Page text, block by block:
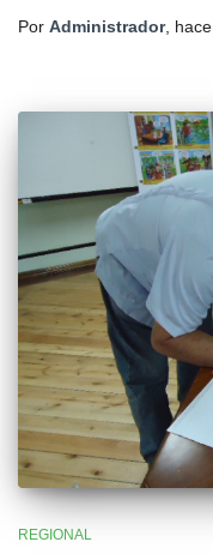
Por Administrador, hace
REGIONAL